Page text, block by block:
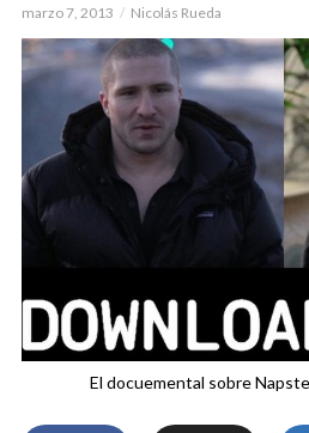
marzo 7, 2013 Nicolás Rueda
El docuemental sobre